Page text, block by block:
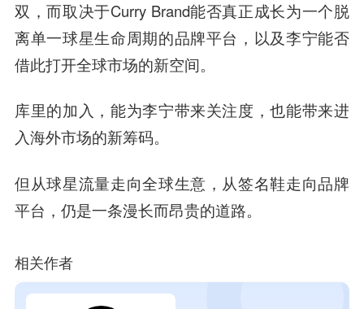
双，而取决于Curry Brand能否真正成长为一个脱
离单一球星生命周期的品牌平台，以及李宁能否
借此打开全球市场的新空间。
库里的加入，能为李宁带来关注度，也能带来进
入海外市场的新筹码。
但从球星流量走向全球生意，从签名鞋走向品牌
平台，仍是一条漫长而昂贵的道路。
相关作者